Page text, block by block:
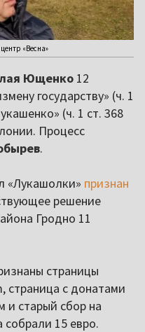
«Весна»
Ющенко 12
государству» (ч. 1
(ч. 1 ст. 368
Процесс
.
«Лукашолки» признан
решение
Гродно 11
страницы
страница с донатами
и старый сбор на
собрали 15 евро.